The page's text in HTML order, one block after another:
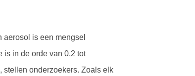
aerosol is een mengsel
is in de orde van 0,2 tot
stellen onderzoekers. Zoals elk